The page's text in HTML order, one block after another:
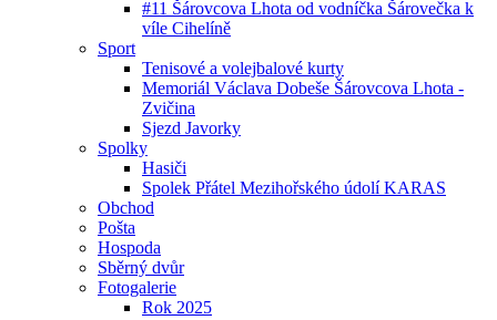
#11 Šárovcova Lhota od vodníčka Šárovečka k
víle Cihelíně
Sport
Tenisové a volejbalové kurty
Memoriál Václava Dobeše Šárovcova Lhota -
Zvičina
Sjezd Javorky
Spolky
Hasiči
Spolek Přátel Mezihořského údolí KARAS
Obchod
Pošta
Hospoda
Sběrný dvůr
Fotogalerie
Rok 2025